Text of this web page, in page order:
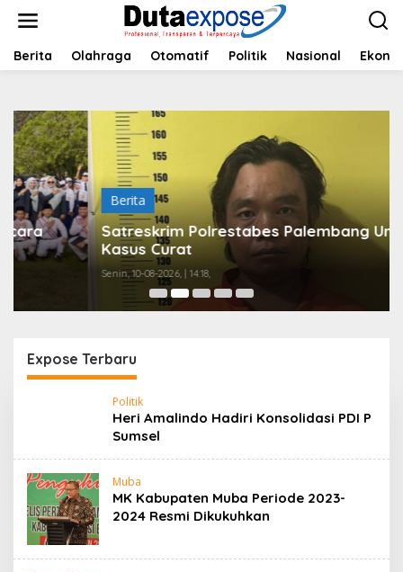
t
Berita Olahraga Otomatif Politik Nasional
Berita
Satreskrim Polrestabes Palembang Unggkap
Kasus Curat
Senin, 10-08-2026, | 14:18,
Expose Terbaru
e
x
p
o
s
e
Politik
Heri Amalindo Hadiri Konsolidasi PDI P
Sumsel
Muba
MK Kabupaten Muba Periode 2023-
2024 Resmi Dikukuhkan